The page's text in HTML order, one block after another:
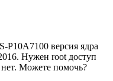
P10A7100 версия ядра
Нужен root доступ
Можете помочь?